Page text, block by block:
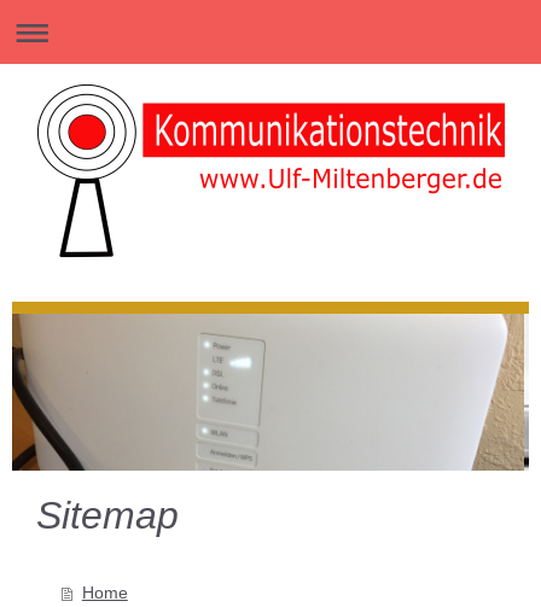
Sitemap
Home